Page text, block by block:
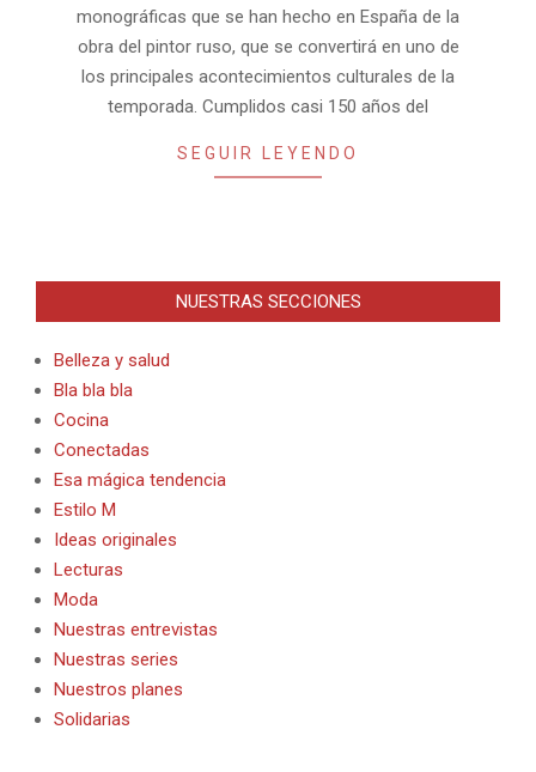
monográficas que se han hecho en España de la
obra del pintor ruso, que se convertirá en uno de
los principales acontecimientos culturales de la
temporada. Cumplidos casi 150 años del
SEGUIR LEYENDO
NUESTRAS SECCIONES
Belleza y salud
Bla bla bla
Cocina
Conectadas
Esa mágica tendencia
Estilo M
Ideas originales
Lecturas
Moda
Nuestras entrevistas
Nuestras series
Nuestros planes
Solidarias